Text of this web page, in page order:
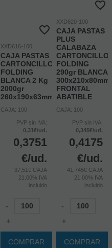
XXD616-100
CAJA PASTAS
CARTONCILLO
FOLDING
BLANCA 2 Kg
2000gr
260x190x63mm
CAJA: 100
PVP sin IVA:
0,31€/ud.
0,3751
€/ud.
37,51€ CAJA
21.00% IVA
incluido
-
+
COMPRAR
XXD620-100
CAJA PASTAS
PLUS
CALABAZA
CARTONCILLO
FOLDING
290gr BLANCA
300x210x80mm
FRONTAL
ABATIBLE
CAJA: 100
PVP sin IVA:
0,345€/ud.
0,4175
€/ud.
41,745€ CAJA
21.00% IVA
incluido
-
+
COMPRAR